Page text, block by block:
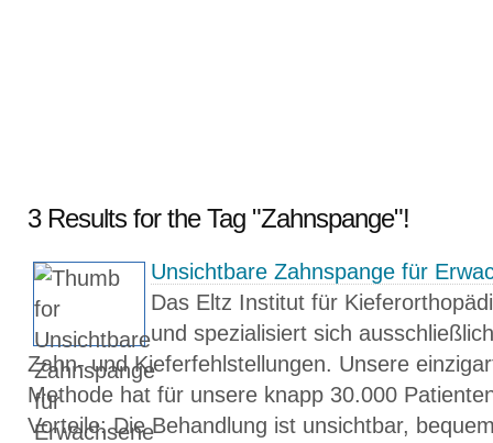
3 Results for the Tag "Zahnspange"!
Unsichtbare Zahnspange für
Das Eltz Institut für
und spezialisiert sich
Zahn- und Kieferfehlstellungen. Unsere
Methode hat für unsere knapp 30.000
Vorteile: Die Behandlung ist unsichtbar,